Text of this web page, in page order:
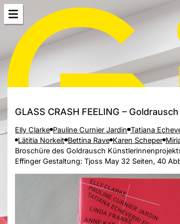
GLASS CRASH FEELING –
Elly Clarke Pauline Curnier Jardin Tatiana
Lätitia Norkeit Bettina Rave Karen Scheper
Broschüre des Goldrausch
Effinger Gestaltung: Tjoss May 32 Seiten, 40